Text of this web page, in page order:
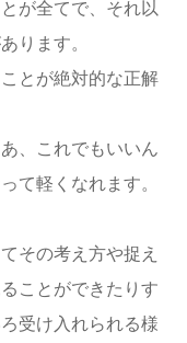
が全てで、それ以
ります。
とが絶対的な正解
、これでもいいん
て軽くなれます。
その考え方や捉え
ことができたりす
受け入れられる様